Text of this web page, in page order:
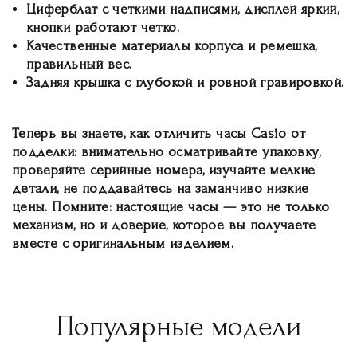
Циферблат с четкими надписями, дисплей яркий,
кнопки работают четко.
Качественные материалы корпуса и ремешка,
правильный вес.
Задняя крышка с глубокой и ровной гравировкой.
Теперь вы знаете, как отличить часы Casio от
подделки: внимательно осматривайте упаковку,
проверяйте серийные номера, изучайте мелкие
детали, не поддавайтесь на заманчиво низкие
цены. Помните: настоящие часы — это не только
механизм, но и доверие, которое вы получаете
вместе с оригинальным изделием.
Популярные модели